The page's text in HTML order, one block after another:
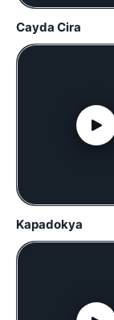
Cayda Cira
Kapadokya